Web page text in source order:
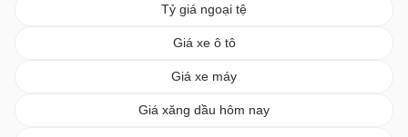
Tỷ giá ngoại tệ
Giá xe ô tô
Giá xe máy
Giá xăng dầu hôm nay